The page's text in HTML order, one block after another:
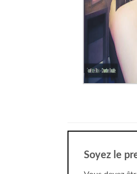
Soyez le